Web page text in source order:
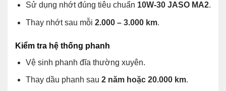
Sử dụng nhớt đúng tiêu chuẩn 10W-30 JASO MA2.
Thay nhớt sau mỗi 2.000 – 3.000 km.
Kiểm tra hệ thống phanh
Vệ sinh phanh đĩa thường xuyên.
Thay dầu phanh sau 2 năm hoặc 20.000 km.